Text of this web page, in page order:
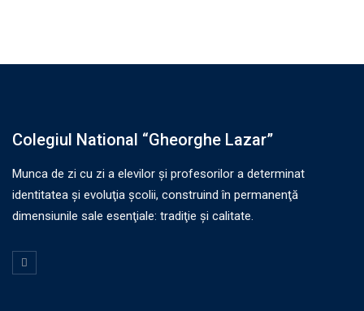
Colegiul National “Gheorghe Lazar”
Munca de zi cu zi a elevilor şi profesorilor a determinat
identitatea şi evoluţia şcolii, construind în permanenţă
dimensiunile sale esenţiale: tradiţie şi calitate.